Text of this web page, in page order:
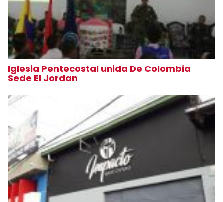
Iglesia Pentecostal unida De Colombia
Sede El Jordan